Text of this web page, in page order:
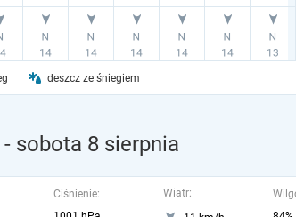
deszcz ze śniegiem
- sobota 8 sierpnia
Ciśnienie:
Wiatr: